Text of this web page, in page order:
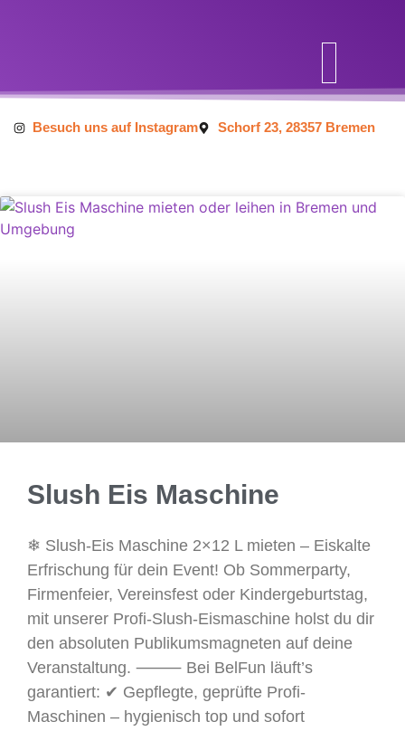
Besuch uns auf Instagram Schorf 23, 28357 Bremen
Slush Eis Maschine
❄ Slush-Eis Maschine 2×12 L mieten – Eiskalte
Erfrischung für dein Event! Ob Sommerparty,
Firmenfeier, Vereinsfest oder Kindergeburtstag,
mit unserer Profi-Slush-Eismaschine holst du dir
den absoluten Publikumsmagneten auf deine
Veranstaltung. ⸻ Bei BelFun läuft’s
garantiert: ✔ Gepflegte, geprüfte Profi-
Maschinen – hygienisch top und sofort